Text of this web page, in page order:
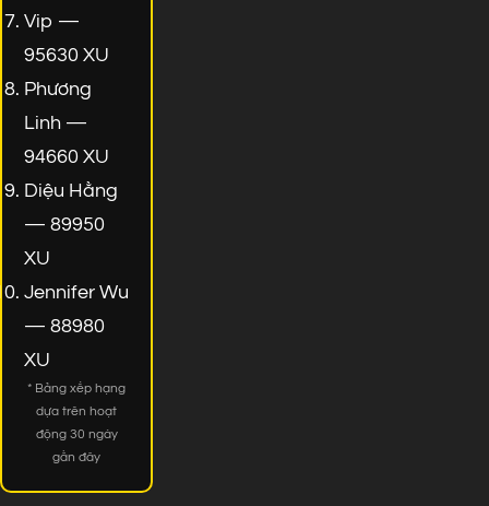
Vip —
95630 XU
Phương
Linh —
94660 XU
Diệu Hằng
— 89950
XU
Jennifer Wu
— 88980
XU
* Bảng xếp hạng
dựa trên hoạt
động 30 ngày
gần đây